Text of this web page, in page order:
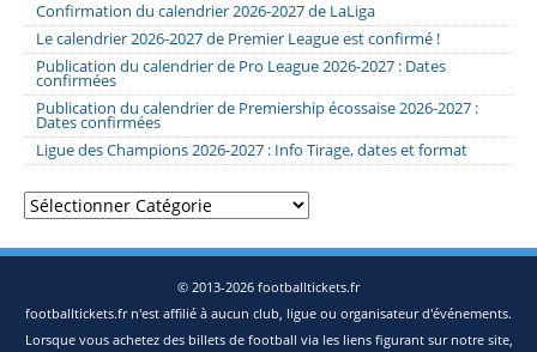
Confirmation du calendrier 2026-2027 de LaLiga
Le calendrier 2026-2027 de Premier League est confirmé !
Publication du calendrier de Pro League 2026-2027 : Dates
confirmées
Publication du calendrier de Premiership écossaise 2026-2027 :
Dates confirmées
Ligue des Champions 2026-2027 : Info Tirage, dates et format
Catégories
© 2013-2026 footballtickets.fr
footballtickets.fr n'est affilié à aucun club, ligue ou organisateur d'événements.
Lorsque vous achetez des billets de football via les liens figurant sur notre site,